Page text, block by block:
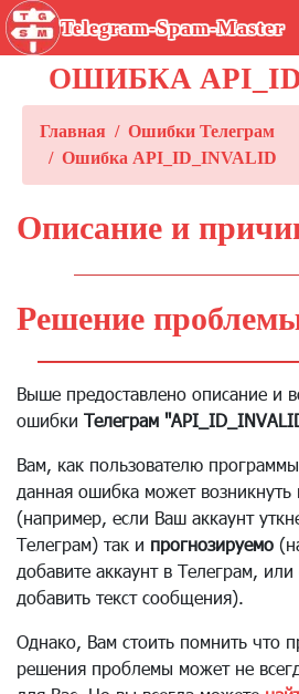
Telegram-Spam-Master
ОШИБКА
Главная
Ошибки Телеграм
Ошибка API_ID_INVALID
Описание и
Решение
Выше предоставлено описание и
ошибки Телеграм
Вам, как пользователю
данная ошибка может возникнуть
(например, если Ваш аккаунт
Телеграм) так и прогнозируемо
добавите аккаунт в Телеграм,
добавить текст сообщения).
Однако, Вам стоить помнить что
решения проблемы может не